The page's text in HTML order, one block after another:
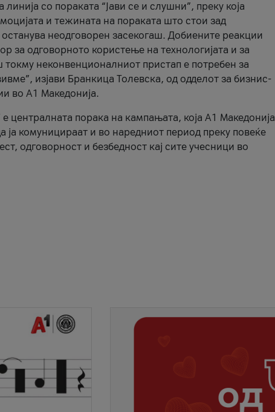
со пораката “Јави се и слушни”, преку која
и тежината на пораката што стои зад
неодговорен засекогаш. Добиените реакции
за одговорното користење на технологијата и за
неконвенционалниот пристап е потребен за
изјави Бранкица Толевска, од одделот за бизнис-
во А1 Македонија.
централната порака на кампањата, која A1 Македонија
комуницираат и во наредниот период преку повеќе
одговорност и безбедност кај сите учесници во